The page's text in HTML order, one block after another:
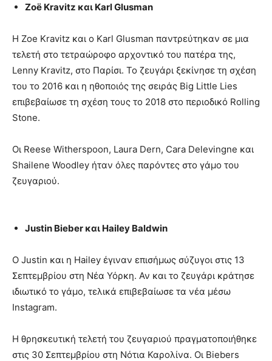
Zoë Kravitz και Karl Glusman
Η Zoe Kravitz και ο Karl Glusman παντρεύτηκαν σε μια
τελετή στο τετραώροφο αρχοντικό του πατέρα της,
Lenny Kravitz, στο Παρίσι. Το ζευγάρι ξεκίνησε τη σχέση
του το 2016 και η ηθοποιός της σειράς Big Little Lies
επιβεβαίωσε τη σχέση τους το 2018 στο περιοδικό Rolling
Stone.
Οι Reese Witherspoon, Laura Dern, Cara Delevingne και
Shailene Woodley ήταν όλες παρόντες στο γάμο του
ζευγαριού.
Justin Bieber και Hailey Baldwin
Ο Justin και η Hailey έγιναν επισήμως σύζυγοι στις 13
Σεπτεμβρίου στη Νέα Υόρκη. Αν και το ζευγάρι κράτησε
ιδιωτικό το γάμο, τελικά επιβεβαίωσε τα νέα μέσω
Instagram.
Η θρησκευτική τελετή του ζευγαριού πραγματοποιήθηκε
στις 30 Σεπτεμβρίου στη Νότια Καρολίνα. Οι Biebers